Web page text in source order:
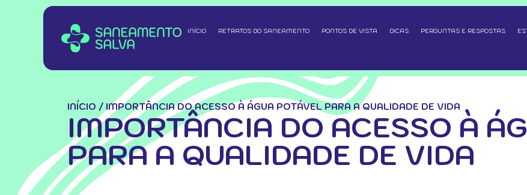
INÍCIO RETRATOS DO SANEAMENTO PONTOS DE VISTA DICAS PERGUNTAS E RESPOSTAS
INÍCIO / IMPORTÂNCIA DO ACESSO À ÁGUA POTÁVEL PARA A QUALIDADE DE VIDA
IMPORTÂNCIA DO ACESSO À
PARA A QUALIDADE DE VIDA